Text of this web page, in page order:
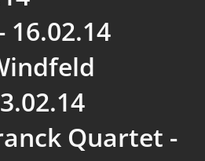
16.02.14
Quartet -